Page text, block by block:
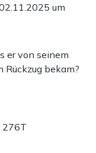
um
er von seinem
Rückzug bekam?
276T